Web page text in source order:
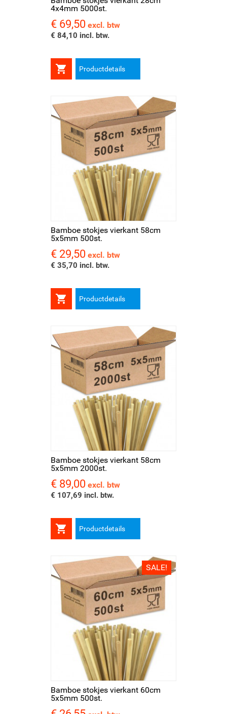
4x4mm 5000st.
Prijs
€ 69,50 excl. btw
€ 84,10 incl. btw.
 Productdetails
Bamboe stokjes vierkant 58cm
5x5mm 500st.
Prijs
€ 29,50 excl. btw
€ 35,70 incl. btw.
 Productdetails
Bamboe stokjes vierkant 58cm
5x5mm 2000st.
Prijs
€ 89,00 excl. btw
€ 107,69 incl. btw.
 Productdetails
Bamboe stokjes vierkant 60cm
5x5mm 500st.
SALE!